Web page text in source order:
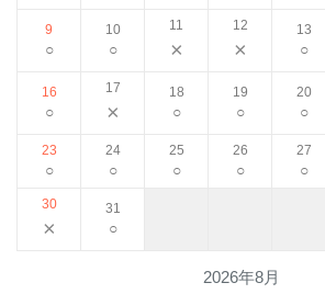
2026年8月
9
○
10
○
11
×
12
×
13
○
16
○
17
×
18
○
19
○
20
○
23
○
24
○
25
○
26
○
27
○
30
×
31
○